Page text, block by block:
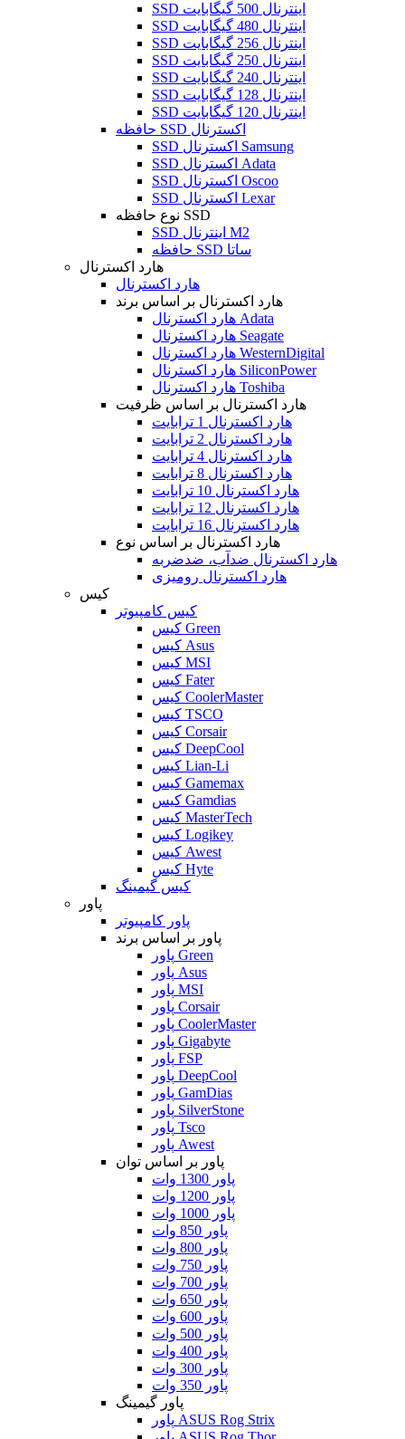
SSD اینترنال 500 گیگابایت
SSD اینترنال 480 گیگابایت
SSD اینترنال 256 گیگابایت
SSD اینترنال 250 گیگابایت
SSD اینترنال 240 گیگابایت
SSD اینترنال 128 گیگابایت
SSD اینترنال 120 گیگابایت
حافظه SSD اکسترنال
SSD اکسترنال Samsung
SSD اکسترنال Adata
SSD اکسترنال Oscoo
SSD اکسترنال Lexar
نوع حافظه SSD
SSD اینترنال M2
حافظه SSD ساتا
هارد اکسترنال
هارد اکسترنال
هارد اکسترنال بر اساس برند
هارد اکسترنال Adata
هارد اکسترنال Seagate
هارد اکسترنال WesternDigital
هارد اکسترنال SiliconPower
هارد اکسترنال Toshiba
هارد اکسترنال بر اساس ظرفیت
هارد اکسترنال 1 ترابایت
هارد اکسترنال 2 ترابایت
هارد اکسترنال 4 ترابایت
هارد اکسترنال 8 ترابایت
هارد اکسترنال 10 ترابایت
هارد اکسترنال 12 ترابایت
هارد اکسترنال 16 ترابایت
هارد اکسترنال بر اساس نوع
هارد اکسترنال ضدآب، ضدضربه
هارد اکسترنال رومیزی
کیس
کیس کامپیوتر
کیس Green
کیس Asus
کیس MSI
کیس Fater
کیس CoolerMaster
کیس TSCO
کیس Corsair
کیس DeepCool
کیس Lian-Li
کیس Gamemax
کیس Gamdias
کیس MasterTech
کیس Logikey
کیس Awest
کیس Hyte
کیس گیمینگ
پاور
پاور کامپیوتر
پاور بر اساس برند
پاور Green
پاور Asus
پاور MSI
پاور Corsair
پاور CoolerMaster
پاور Gigabyte
پاور FSP
پاور DeepCool
پاور GamDias
پاور SilverStone
پاور Tsco
پاور Awest
پاور بر اساس توان
پاور 1300 وات
پاور 1200 وات
پاور 1000 وات
پاور 850 وات
پاور 800 وات
پاور 750 وات
پاور 700 وات
پاور 650 وات
پاور 600 وات
پاور 500 وات
پاور 400 وات
پاور 300 وات
پاور 350 وات
پاور گیمینگ
پاور ASUS Rog Strix